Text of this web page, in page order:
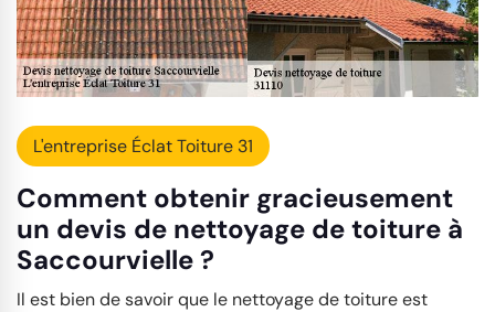
L'entreprise Éclat Toiture 31
Comment obtenir gracieusement
un devis de nettoyage de toiture à
Saccourvielle ?
Il est bien de savoir que le nettoyage de toiture est